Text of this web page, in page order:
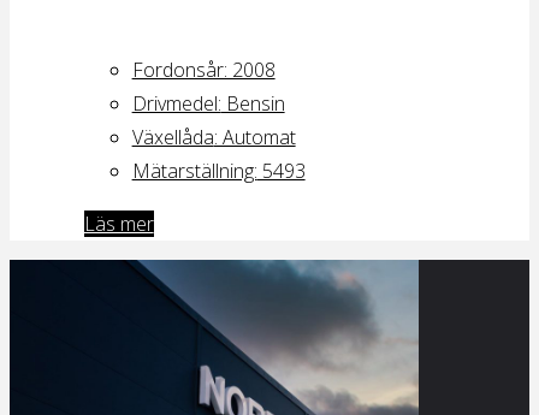
Fordonsår: 2008
Drivmedel: Bensin
Växellåda: Automat
Mätarställning: 5493
Läs mer